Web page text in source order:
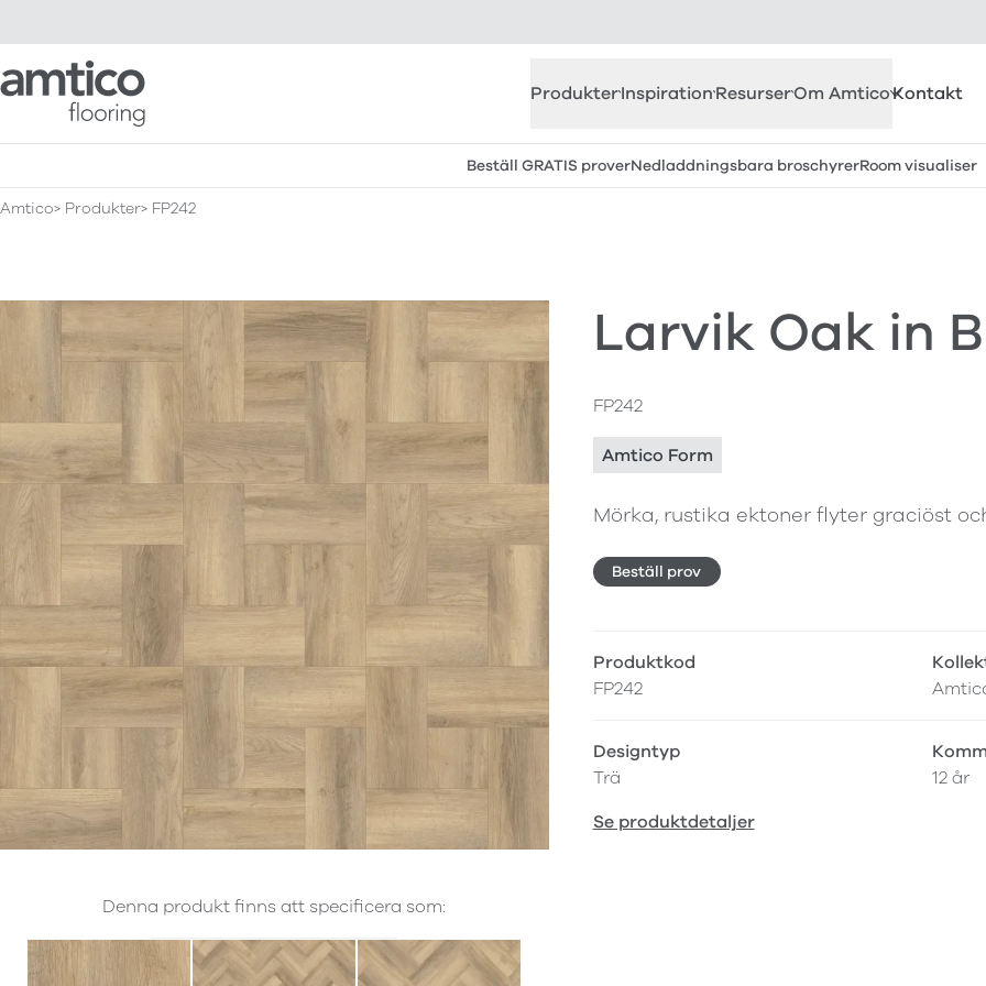
Amtico Flooring
ProdukterInspirationResurserOm AmticoKontakt
Beställ GRATIS proverNedladdningsbara broschyrerRoom visualiser
Amtico Produkter FP242
Larvik Oak in
FP242
Amtico Form
Mörka, rustika ektoner flyter graciöst
Beställ prov
Denna produkt finns att specificera som:
Produktkod
FP242
Designtyp
Trä
12 år
Se produktdetaljer